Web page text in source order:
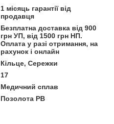
1 місяць гарантії від
продавця
Безплатна доставка від 900
грн УП, від 1500 грн НП.
Оплата у разі отримання, на
рахунок і онлайн
Кільце, Сережки
17
Медичний сплав
Позолота РВ